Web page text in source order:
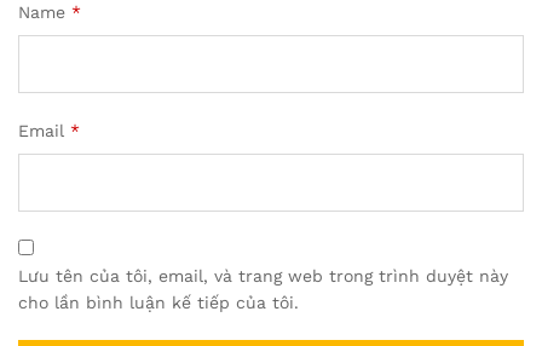
Name *
Email *
Lưu tên của tôi, email, và trang web trong trình duyệt này
cho lần bình luận kế tiếp của tôi.